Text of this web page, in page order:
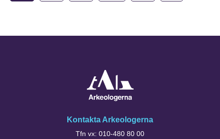
Kontakta Arkeologerna
Tfn vx: 010-480 80 00